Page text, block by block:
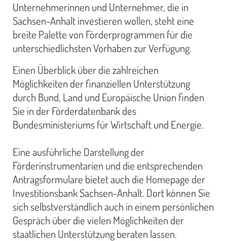
Unternehmerinnen und Unternehmer, die in
Sachsen-Anhalt investieren wollen, steht eine
breite Palette von Förderprogrammen für die
unterschiedlichsten Vorhaben zur Verfügung.
Einen Überblick über die zahlreichen
Möglichkeiten der finanziellen Unterstützung
durch Bund, Land und Europäische Union finden
Sie in der Förderdatenbank des
Bundesministeriums für Wirtschaft und Energie.
Eine ausführliche Darstellung der
Förderinstrumentarien und die entsprechenden
Antragsformulare bietet auch die Homepage der
Investitionsbank Sachsen-Anhalt. Dort können Sie
sich selbstverständlich auch in einem persönlichen
Gespräch über die vielen Möglichkeiten der
staatlichen Unterstützung beraten lassen.